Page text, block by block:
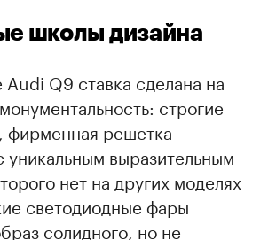
00:00
школы дизайна
Q9 ставка сделана на
строгие
фирменная решетка
выразительным
нет на других моделях
светодиодные фары
солидного, но не